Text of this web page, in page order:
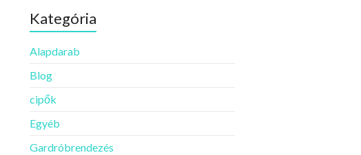
Kategória
Alapdarab
Blog
cipők
Egyéb
Gardróbrendezés